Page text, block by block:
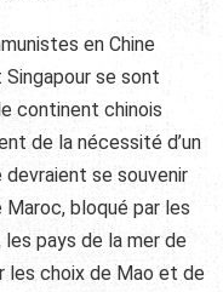
en Chine
se sont
continent chinois
de la nécessité d’un
devraient se souvenir
bloqué par les
les pays de la mer de
les choix de Mao et de